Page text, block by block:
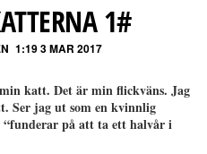
1#
1:19 3 MAR 2017
katt. Det är min flickväns. Jag
Ser jag ut som en kvinnlig
på att ta ett halvår i